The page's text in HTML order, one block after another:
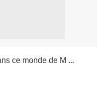
ce monde de M ...